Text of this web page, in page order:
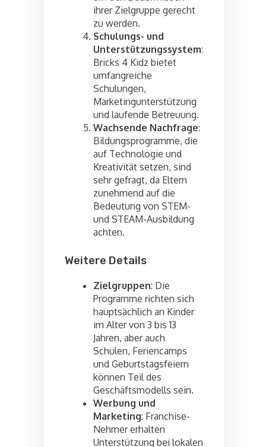
ihrer Zielgruppe gerecht
zu werden.
Schulungs- und
Unterstützungssystem:
Bricks 4 Kidz bietet
umfangreiche
Schulungen,
Marketingunterstützung
und laufende Betreuung.
Wachsende Nachfrage:
Bildungsprogramme, die
auf Technologie und
Kreativität setzen, sind
sehr gefragt, da Eltern
zunehmend auf die
Bedeutung von STEM-
und STEAM-Ausbildung
achten.
Weitere Details
Zielgruppen: Die
Programme richten sich
hauptsächlich an Kinder
im Alter von 3 bis 13
Jahren, aber auch
Schulen, Feriencamps
und Geburtstagsfeiern
können Teil des
Geschäftsmodells sein.
Werbung und
Marketing: Franchise-
Nehmer erhalten
Unterstützung bei lokalen